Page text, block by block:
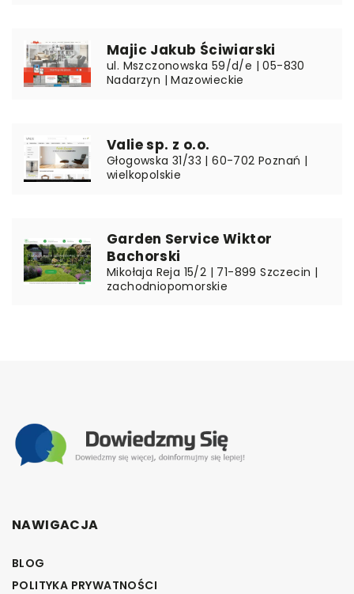
Majic Jakub Ściwiarski
ul. Mszczonowska 59/d/e | 05-830
Nadarzyn | Mazowieckie
Valie sp. z o.o.
Głogowska 31/33 | 60-702 Poznań |
wielkopolskie
Garden Service Wiktor
Bachorski
Mikołaja Reja 15/2 | 71-899 Szczecin |
zachodniopomorskie
NAWIGACJA
BLOG
POLITYKA PRYWATNOŚCI